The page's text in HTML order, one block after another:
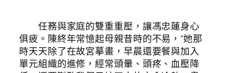
任務與家庭的雙重重壓，讓馮忠蓮身心
俱疲。陳終年常憶起母親昔時的不易，“她那
時天天除了在故宮摹畫，早晨還要餐與加入
單元組織的進修，經常頭暈、頭疼、血壓降